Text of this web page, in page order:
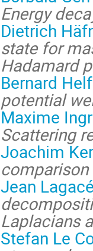
Energy
Dietrich
state for
Hadamard
Bernard
potential
Maxime
Scattering
Joachim
Jean
Laplacians
Stefan Le